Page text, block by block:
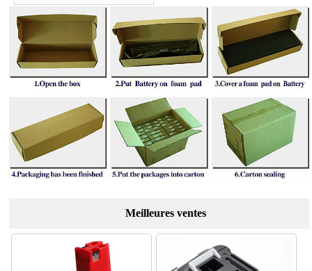
Meilleures ventes